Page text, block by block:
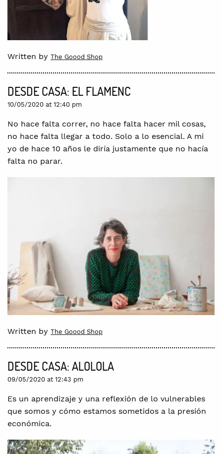
Written by The Goood Shop
DESDE CASA: EL FLAMENC
10/05/2020 at 12:40 pm
No hace falta correr, no hace falta hacer mil cosas,
no hace falta llegar a todo. Solo a lo esencial. A mi
yo de hace 10 años le diría justamente que no hacía
falta no parar.
Written by The Goood Shop
DESDE CASA: ALOLOLA
09/05/2020 at 12:43 pm
Es un aprendizaje y una reflexión de lo vulnerables
que somos y cómo estamos sometidos a la presión
económica.